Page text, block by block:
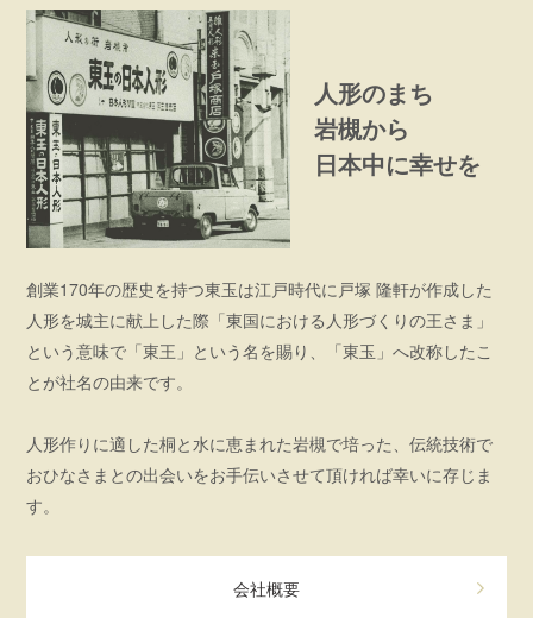
人形のまち
岩槻から
日本中に幸せを
創業170年の歴史を持つ東玉は江戸時代に戸塚 隆軒が作成した
人形を城主に献上した際「東国における人形づくりの王さま」
という意味で「東王」という名を賜り、「東玉」へ改称したこ
とが社名の由来です。
人形作りに適した桐と水に恵まれた岩槻で培った、伝統技術で
おひなさまとの出会いをお手伝いさせて頂ければ幸いに存じま
す。
会社概要